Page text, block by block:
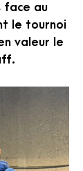
face au
le tournoi
valeur le